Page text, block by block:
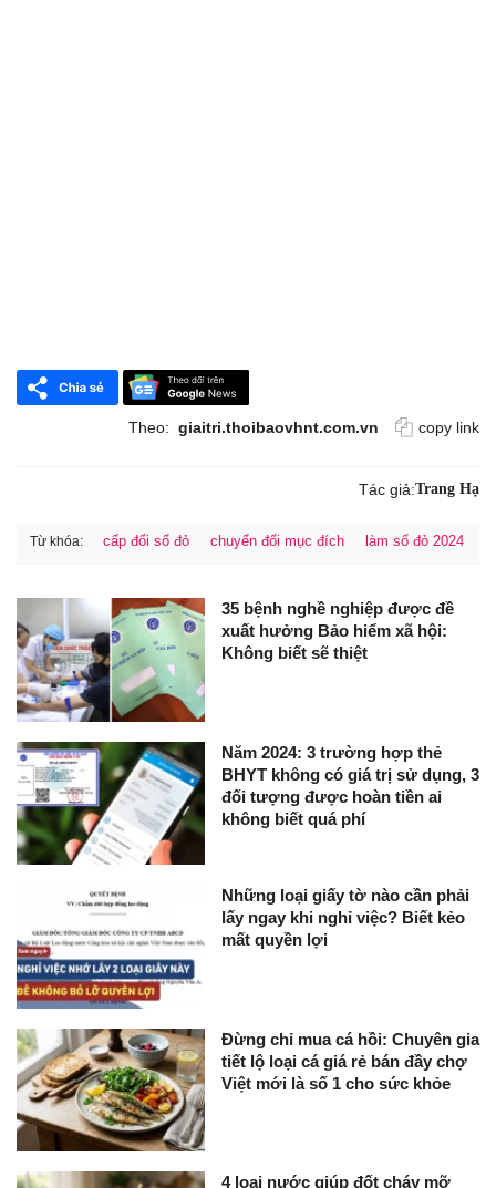
Theo: giaitri.thoibaovhnt.com.vn copy link
Tác giả:Trang Hạ
Từ khóa: cấp đổi sổ đỏ chuyển đổi mục đích làm sổ đỏ 2024
35 bệnh nghề nghiệp được đề
xuất hưởng Bảo hiểm xã hội:
Không biết sẽ thiệt
Năm 2024: 3 trường hợp thẻ
BHYT không có giá trị sử dụng, 3
đối tượng được hoàn tiền ai
không biết quá phí
Những loại giấy tờ nào cần phải
lấy ngay khi nghỉ việc? Biết kẻo
mất quyền lợi
Đừng chỉ mua cá hồi: Chuyên gia
tiết lộ loại cá giá rẻ bán đầy chợ
Việt mới là số 1 cho sức khỏe
4 loại nước giúp đốt cháy mỡ